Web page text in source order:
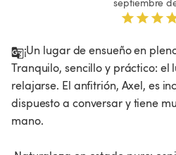
¡Un lugar de ensueño en
Tranquilo, sencillo y práctico:
relajarse. El anfitrión, Axel, es
dispuesto a conversar y tiene
mano.